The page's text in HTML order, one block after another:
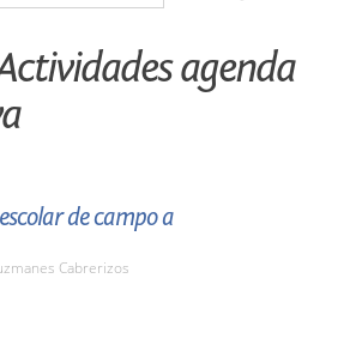
agenda
de campo a
Cabrerizos